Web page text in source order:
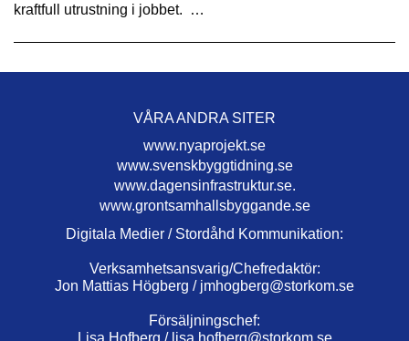
kraftfull utrustning i jobbet. …
VÅRA ANDRA SITER
www.nyaprojekt.se
www.svenskbyggtidning.se
www.dagensinfrastruktur.se.
www.grontsamhallsbyggande.se
Digitala Medier / Stordåhd Kommunikation:
Verksamhetsansvarig/Chefredaktör:
Jon Mattias Högberg / jmhogberg@storkom.se
Försäljningschef:
Lisa Hofberg / lisa.hofberg@storkom.se